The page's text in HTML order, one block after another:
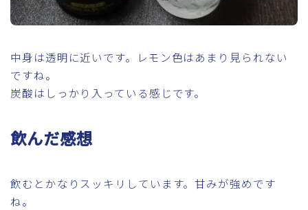
中身は透明に近いです。レモン色はあまり見られない
ですね。
炭酸はしっかり入っている感じです。
飲んだ感想
飲むとかなりスッキリしています。甘みが強めです
ね。